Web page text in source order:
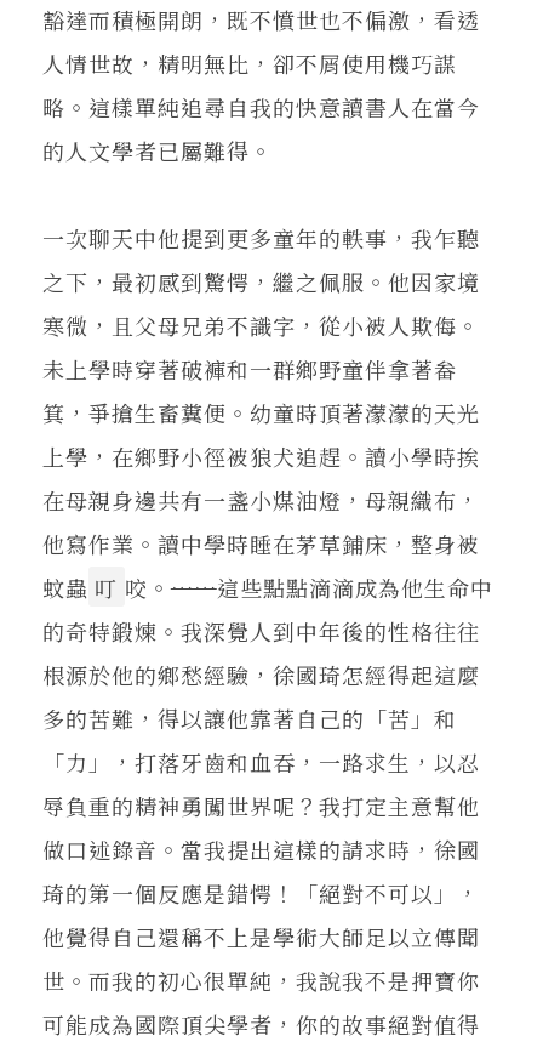
豁達而積極開朗，既不憤世也不偏激，看透
人情世故，精明無比，卻不屑使用機巧謀
略。這樣單純追尋自我的快意讀書人在當今
的人文學者已屬難得。
一次聊天中他提到更多童年的軼事，我乍聽
之下，最初感到驚愕，繼之佩服。他因家境
寒微，且父母兄弟不識字，從小被人欺侮。
未上學時穿著破褲和一群鄉野童伴拿著畚
箕，爭搶生畜糞便。幼童時頂著濛濛的天光
上學，在鄉野小徑被狼犬追趕。讀小學時挨
在母親身邊共有一盞小煤油燈，母親織布，
他寫作業。讀中學時睡在茅草鋪床，整身被
蚊蟲 叮 咬。……這些點點滴滴成為他生命中
的奇特鍛煉。我深覺人到中年後的性格往往
根源於他的鄉愁經驗，徐國琦怎經得起這麼
多的苦難，得以讓他靠著自己的「苦」和
「力」，打落牙齒和血吞，一路求生，以忍
辱負重的精神勇闖世界呢？我打定主意幫他
做口述錄音。當我提出這樣的請求時，徐國
琦的第一個反應是錯愕！「絕對不可以」，
他覺得自己還稱不上是學術大師足以立傳聞
世。而我的初心很單純，我說我不是押寶你
可能成為國際頂尖學者，你的故事絕對值得